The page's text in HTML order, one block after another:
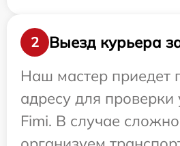
2
Выезд курьера
Наш мастер приедет
адресу для проверки
Fimi. В случае